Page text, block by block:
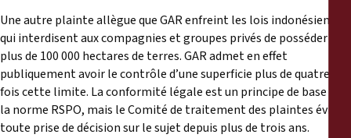
Une autre plainte allègue que GAR enfreint les lois indonésiennes
qui interdisent aux compagnies et groupes privés de posséder
plus de 100 000 hectares de terres. GAR admet en effet
publiquement avoir le contrôle d’une superficie plus de quatre
fois cette limite. La conformité légale est un principe de base de
la norme RSPO, mais le Comité de traitement des plaintes évite
toute prise de décision sur le sujet depuis plus de trois ans.